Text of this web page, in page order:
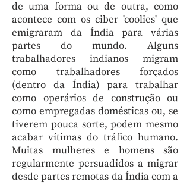
de uma forma ou de outra, como
acontece com os ciber 'coolies' que
emigraram da Índia para várias
partes do mundo. Alguns
trabalhadores indianos migram
como trabalhadores forçados
(dentro da Índia) para trabalhar
como operários de construção ou
como empregadas domésticas ou, se
tiverem pouca sorte, podem mesmo
acabar vítimas do tráfico humano.
Muitas mulheres e homens são
regularmente persuadidos a migrar
desde partes remotas da Índia com a